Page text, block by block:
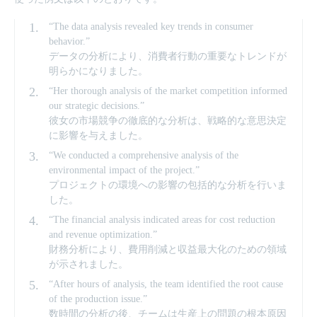
“The data analysis revealed key trends in consumer
behavior.”
データの分析により、消費者行動の重要なトレンドが
明らかになりました。
“Her thorough analysis of the market competition informed
our strategic decisions.”
彼女の市場競争の徹底的な分析は、戦略的な意思決定
に影響を与えました。
“We conducted a comprehensive analysis of the
environmental impact of the project.”
プロジェクトの環境への影響の包括的な分析を行いま
した。
“The financial analysis indicated areas for cost reduction
and revenue optimization.”
財務分析により、費用削減と収益最大化のための領域
が示されました。
“After hours of analysis, the team identified the root cause
of the production issue.”
数時間の分析の後、チームは生産上の問題の根本原因